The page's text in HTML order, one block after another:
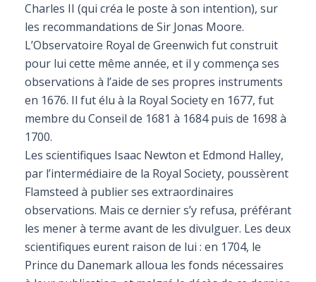
Charles II (qui créa le poste à son intention), sur
les recommandations de Sir Jonas Moore.
L’Observatoire Royal de Greenwich fut construit
pour lui cette même année, et il y commença ses
observations à l’aide de ses propres instruments
en 1676. Il fut élu à la Royal Society en 1677, fut
membre du Conseil de 1681 à 1684 puis de 1698 à
1700.
Les scientifiques Isaac Newton et Edmond Halley,
par l’intermédiaire de la Royal Society, poussèrent
Flamsteed à publier ses extraordinaires
observations. Mais ce dernier s’y refusa, préférant
les mener à terme avant de les divulguer. Les deux
scientifiques eurent raison de lui : en 1704, le
Prince du Danemark alloua les fonds nécessaires